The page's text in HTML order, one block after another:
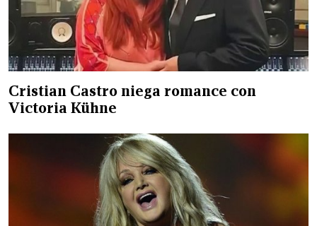
Cristian Castro niega romance con
Victoria Kühne